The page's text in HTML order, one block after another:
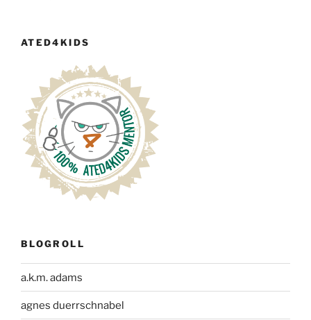
ATED4KIDS
BLOGROLL
a.k.m. adams
agnes duerrschnabel